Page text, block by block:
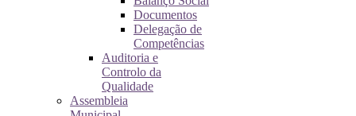
Documentos
Delegação de
Competências
Auditoria e
Controlo da
Qualidade
Assembleia